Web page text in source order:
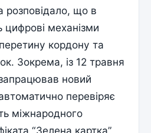
розповідало, що в
цифрові механізми
кордону та
Зокрема, із 12 травня
новий
перевіряє
міжнародного
“Зелена картка”